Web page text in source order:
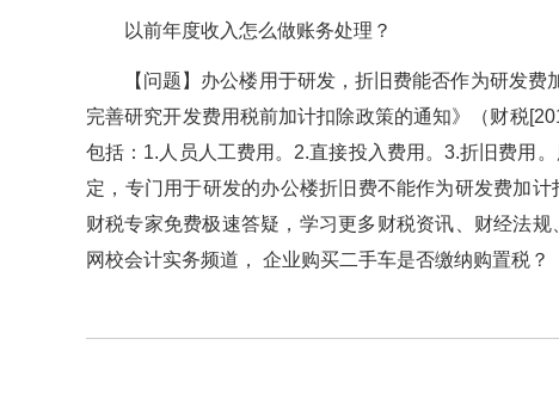
以前年度收入怎么做账务处理？
【问题】办公楼用于研发，折旧费能否作为研发
完善研究开发费用税前加计扣除政策的通知》（财税
包括：1.人员人工费用。2.直接投入费用。3.折旧费
定，专门用于研发的办公楼折旧费不能作为研发费加计扣除
财税专家免费极速答疑，学习更多财税资讯、财经法规
网校会计实务频道， 企业购买二手车是否缴纳购置税？